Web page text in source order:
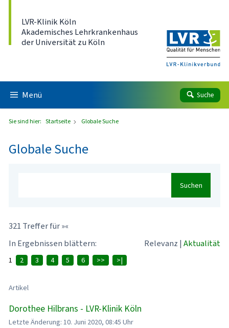
LVR-Klinik Köln
Akademisches Lehrkrankenhaus
der Universität zu Köln
Menü Suche
Sie sind hier: Startseite Globale Suche
Globale Suche
Suchen
321 Treffer für »«
In Ergebnissen blättern:
Relevanz | Aktualität
1 2 3 4 5 6 >> >|
Artikel
Dorothee Hilbrans - LVR-Klinik Köln
Letzte Änderung: 10. Juni 2020, 08:45 Uhr